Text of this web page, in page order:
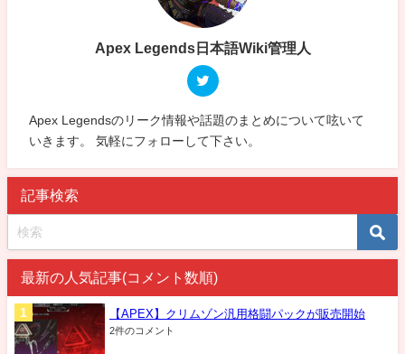
Apex Legends日本語Wiki管理人
Apex Legendsのリーク情報や話題のまとめについて呟いて
いきます。 気軽にフォローして下さい。
記事検索
最新の人気記事(コメント数順)
【APEX】クリムゾン汎用格闘パックが販売開始
2件のコメント